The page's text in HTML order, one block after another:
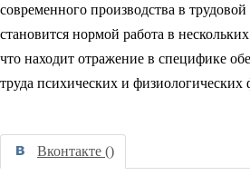
современного производства в трудовой
становится нормой работа в
что находит отражение в специфике
труда психических и физиологических
Вконтакте ()